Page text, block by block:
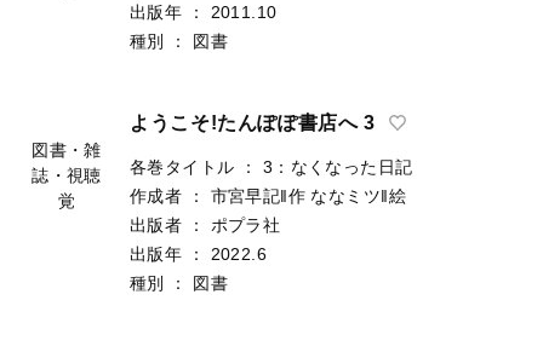
出版年
：
2011.10
種別
： 図書
図書・雑
誌・視聴
覚
ようこそ!たんぽぽ書店へ 3
各巻タイトル ：
3：なくなった日記
作成者
： 市宮早記‖作 ななミツ‖絵
出版者
：
ポプラ社
出版年
：
2022.6
種別
： 図書